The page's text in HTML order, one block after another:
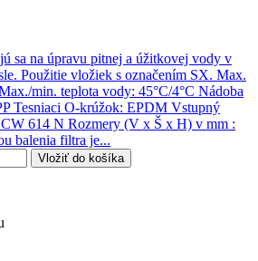
sa na úpravu pitnej a úžitkovej vody v
Použitie vložiek s označením SX. Max.
min. teplota vody: 45°C/4°C Nádoba
Tesniaci O-krúžok: EPDM Vstupný
614 N Rozmery (V x Š x H) v mm :
balenia filtra je...
Vložiť do košíka